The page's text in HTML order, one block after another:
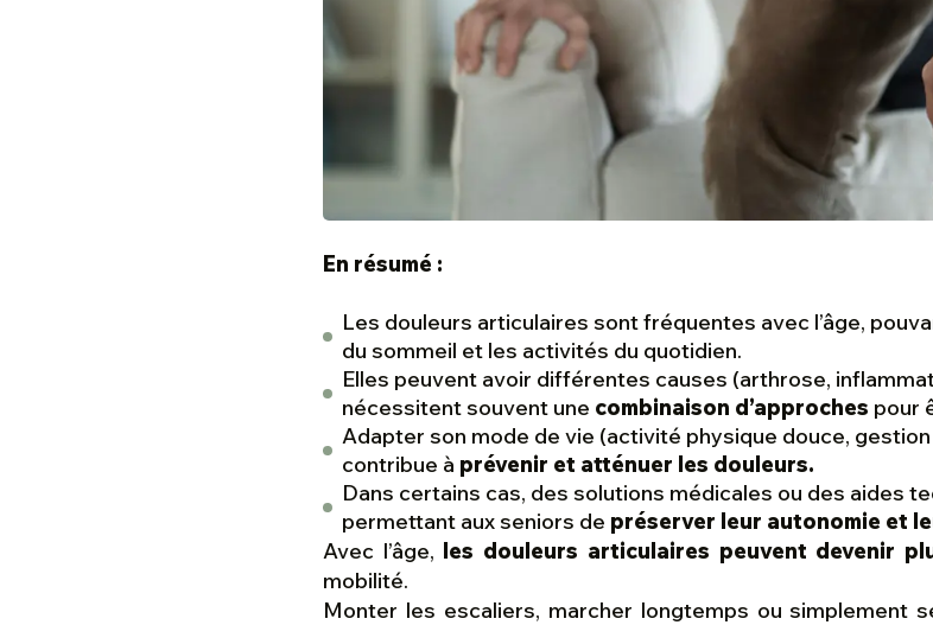
En résumé :
Les douleurs articulaires sont fréquentes avec l’âge,
du sommeil et les activités du quotidien.
Elles peuvent avoir différentes causes (arthrose,
nécessitent souvent une combinaison d’approches pour
Adapter son mode de vie (activité physique douce,
contribue à prévenir et atténuer les douleurs.
Dans certains cas, des solutions médicales ou des aides
permettant aux seniors de préserver leur autonomie et
Avec l’âge, les douleurs articulaires peuvent devenir
mobilité.
Monter les escaliers, marcher longtemps ou simplement